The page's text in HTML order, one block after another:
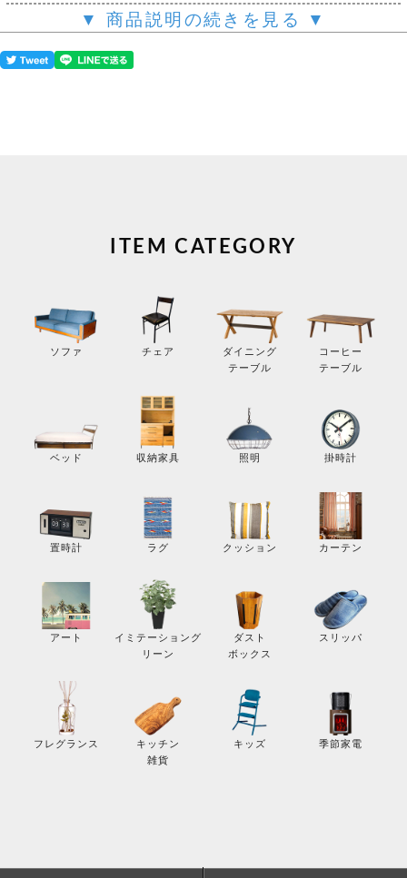
▼ 商品説明の続きを見る ▼
ITEM CATEGORY
ソファ チェア
ダイニング
テーブル
コーヒー
テーブル
ベッド 収納家具 照明 掛時計
置時計 ラグ クッション カーテン
アート
イミテーショング
リーン
ダスト
ボックス
スリッパ
フレグランス
キッチン
雑貨
キッズ 季節家電